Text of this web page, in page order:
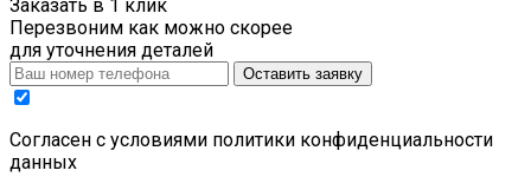
Заказать в 1 клик
Перезвоним как можно скорее
для уточнения деталей
Оставить заявку
Cогласен с условиями политики конфиденциальности
данных